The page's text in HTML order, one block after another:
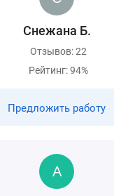
Снежана Б.
Отзывов: 22
Рейтинг: 94%
Предложить работу